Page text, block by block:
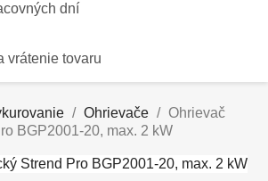
dní
vrátenie tovaru
Ohrievače
Ohrievač
BGP2001-20, max. 2 kW